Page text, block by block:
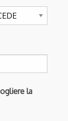
la